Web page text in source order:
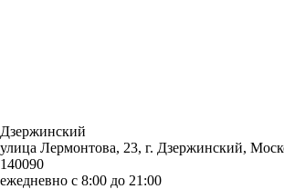
Дзержинский
улица Лермонтова, 23, г. Дзержинский,
140090
ежедневно с 8:00 до 21:00